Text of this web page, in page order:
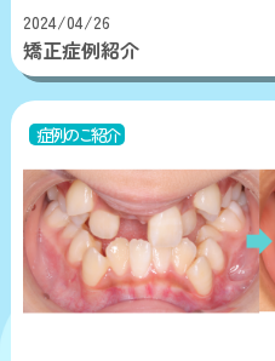
2024/04/26
矯正症例紹介
症例のご紹介